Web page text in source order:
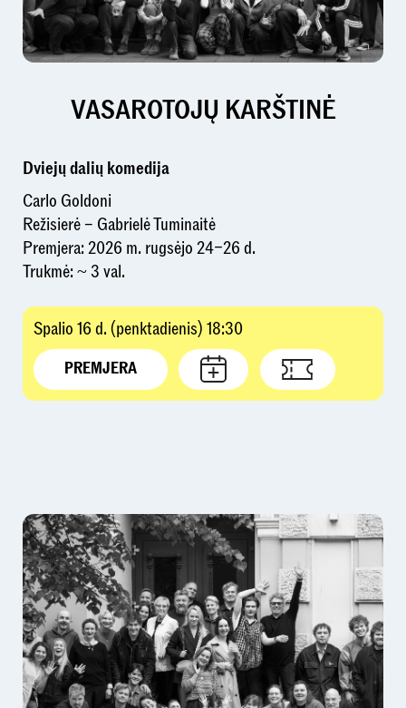
VASAROTOJŲ KARŠTINĖ
Dviejų dalių komedija
Carlo Goldoni
Režisierė – Gabrielė Tuminaitė
Premjera: 2026 m. rugsėjo 24–26 d.
Trukmė: ~ 3 val.
Spalio 16 d. (penktadienis) 18:30
PREMJERA